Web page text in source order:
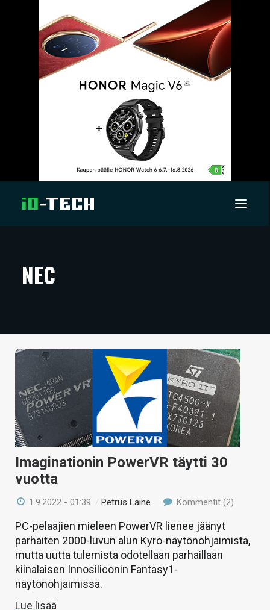
ARTIKKELIT
TECHBBS
TIETOA
HINTA.FI
KAUPPA
VAIHDA TEEMA
HAKU
NEC
Imaginationin PowerVR täytti 30
vuotta
1.9.2022 - 01:39 /Petrus Laine Kommentit (2)
PC-pelaajien mieleen PowerVR lienee jäänyt
parhaiten 2000-luvun alun Kyro-näytönohjaimista,
mutta uutta tulemista odotellaan parhaillaan
kiinalaisen Innosiliconin Fantasy1-
näytönohjaimissa.
Lue lisää